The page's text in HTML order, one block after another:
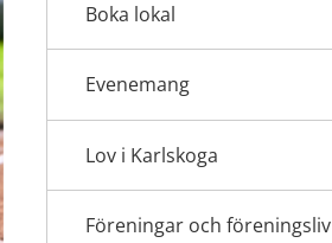
Boka lokal
Evenemang
Lov i Karlskoga
Föreningar och föreningsliv